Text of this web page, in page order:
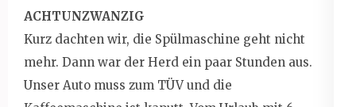
ACHTUNZWANZIG
Kurz dachten wir, die Spülmaschine geht nicht
mehr. Dann war der Herd ein paar Stunden aus.
Unser Auto muss zum TÜV und die